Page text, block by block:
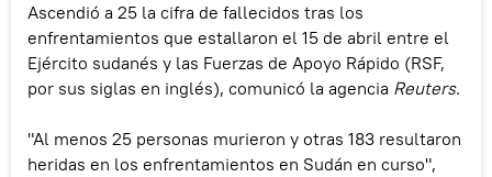
Ascendió a 25 la cifra de fallecidos tras los
enfrentamientos que estallaron el 15 de abril entre el
Ejército sudanés y las Fuerzas de Apoyo Rápido (RSF,
por sus siglas en inglés), comunicó la agencia Reuters.
"Al menos 25 personas murieron y otras 183 resultaron
heridas en los enfrentamientos en Sudán en curso",